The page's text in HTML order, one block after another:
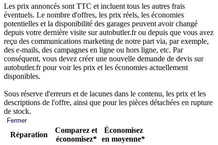
Les prix annoncés sont TTC et incluent tous les autres frais
éventuels. Le nombre d'offres, les prix réels, les économies
potentielles et la disponibilité des garages peuvent avoir changé
depuis votre dernière visite sur autobutler.fr ou depuis que vous avez
reçu des communications marketing de notre part via, par exemple,
des e-mails, des campagnes en ligne ou hors ligne, etc. Par
conséquent, vous devez créer une nouvelle demande de devis sur
autobutler.fr pour voir les prix et les économies actuellement
disponibles.
Sous réserve d'erreurs et de lacunes dans le contenu, les prix et les
descriptions de l'offre, ainsi que pour les pièces détachées en rupture
de stock.
Fermer
Réparation
Comparez et
économisez*
Économisez
en moyenne*